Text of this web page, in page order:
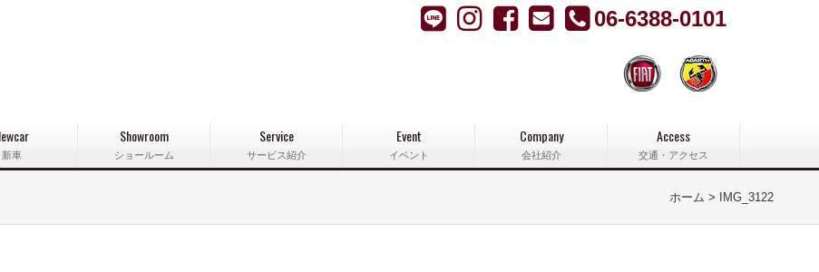
06-6388-0101
新車
Showroom
ショールーム
Service
サービス紹介
Event
イベント
Company
会社紹介
Access
交通・アクセス
ホーム IMG_3122